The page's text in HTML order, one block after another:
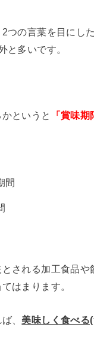
つの言葉を目にし
と多いです。
というと 「賞味期
間
される加工食品や
はまります。
、 美味しく食べる